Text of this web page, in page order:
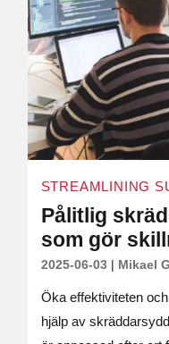
STREAMLINING
Pålitlig
som gör
2025-06-03| Mikael
Öka effektiviteten
hjälp av